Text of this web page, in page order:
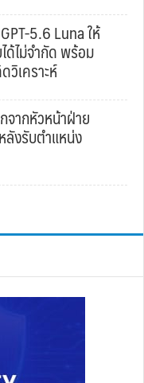
5.6 Luna ให้
ไม่จำกัด พร้อม
วิเคราะห์
ากหัวหน้าฝ่าย
งรับตำแหน่ง